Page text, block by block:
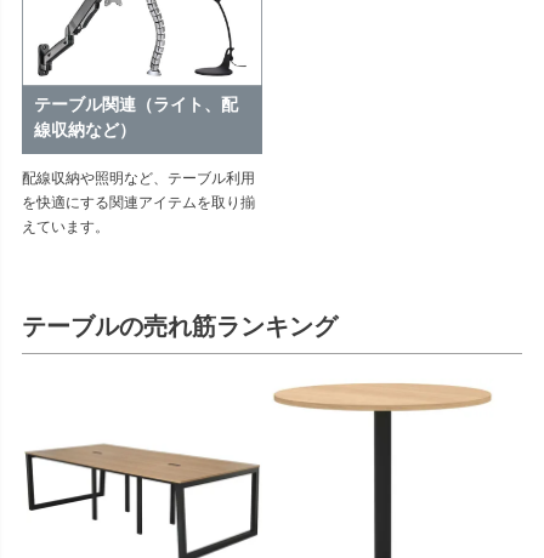
テーブル関連 （ライト、配
線収納など）
配線収納や照明など、テーブル利用
を快適にする関連アイテムを取り揃
えています。
テーブルの売れ筋ランキング